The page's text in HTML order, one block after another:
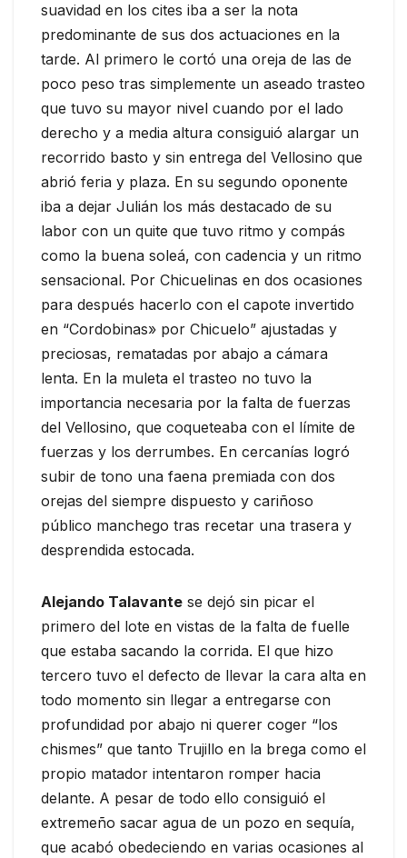
suavidad en los cites iba a ser la nota
predominante de sus dos actuaciones en la
tarde. Al primero le cortó una oreja de las de
poco peso tras simplemente un aseado trasteo
que tuvo su mayor nivel cuando por el lado
derecho y a media altura consiguió alargar un
recorrido basto y sin entrega del Vellosino que
abrió feria y plaza. En su segundo oponente
iba a dejar Julián los más destacado de su
labor con un quite que tuvo ritmo y compás
como la buena soleá, con cadencia y un ritmo
sensacional. Por Chicuelinas en dos ocasiones
para después hacerlo con el capote invertido
en “Cordobinas» por Chicuelo” ajustadas y
preciosas, rematadas por abajo a cámara
lenta. En la muleta el trasteo no tuvo la
importancia necesaria por la falta de fuerzas
del Vellosino, que coqueteaba con el límite de
fuerzas y los derrumbes. En cercanías logró
subir de tono una faena premiada con dos
orejas del siempre dispuesto y cariñoso
público manchego tras recetar una trasera y
desprendida estocada.
Alejando Talavante se dejó sin picar el
primero del lote en vistas de la falta de fuelle
que estaba sacando la corrida. El que hizo
tercero tuvo el defecto de llevar la cara alta en
todo momento sin llegar a entregarse con
profundidad por abajo ni querer coger “los
chismes” que tanto Trujillo en la brega como el
propio matador intentaron romper hacia
delante. A pesar de todo ello consiguió el
extremeño sacar agua de un pozo en sequía,
que acabó obedeciendo en varias ocasiones al